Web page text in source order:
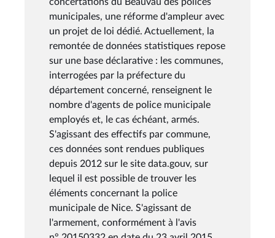
municipales, une réforme d'ampleur avec
un projet de loi dédié. Actuellement, la
remontée de données statistiques repose
sur une base déclarative : les communes,
interrogées par la préfecture du
département concerné, renseignent le
nombre d'agents de police municipale
employés et, le cas échéant, armés.
S'agissant des effectifs par commune,
ces données sont rendues publiques
depuis 2012 sur le site data.gouv, sur
lequel il est possible de trouver les
éléments concernant la police
municipale de Nice. S'agissant de
l'armement, conformément à l'avis